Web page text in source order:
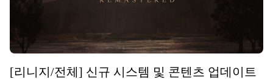
[리니지/전체] 신규 시스템 및 콘텐츠 업데이트